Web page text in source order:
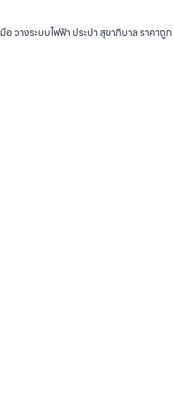
วางระบบไฟฟ้า ประปา สุขาภิบาล ราคาถู